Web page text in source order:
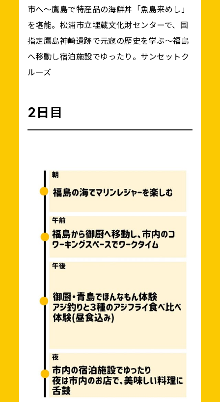
市へ～鷹島で特産品の海鮮丼「魚島来めし」
を堪能。松浦市立埋蔵文化財センターで、国
指定鷹島神崎遺跡で元寇の歴史を学ぶ～福島
へ移動し宿泊施設でゆったり。サンセットク
ルーズ
2日目